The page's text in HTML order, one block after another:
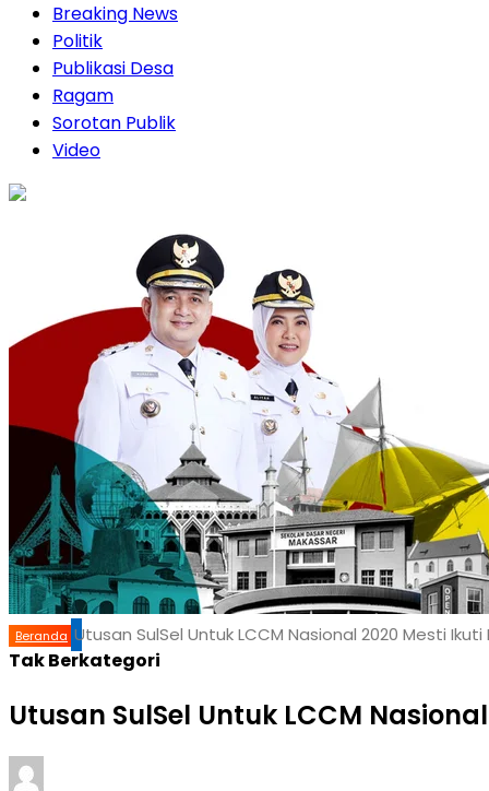
Breaking News
Politik
Publikasi Desa
Ragam
Sorotan Publik
Video
Beranda Utusan SulSel Untuk LCCM Nasional 2020 Mesti
Tak Berkategori
Utusan SulSel Untuk LCCM